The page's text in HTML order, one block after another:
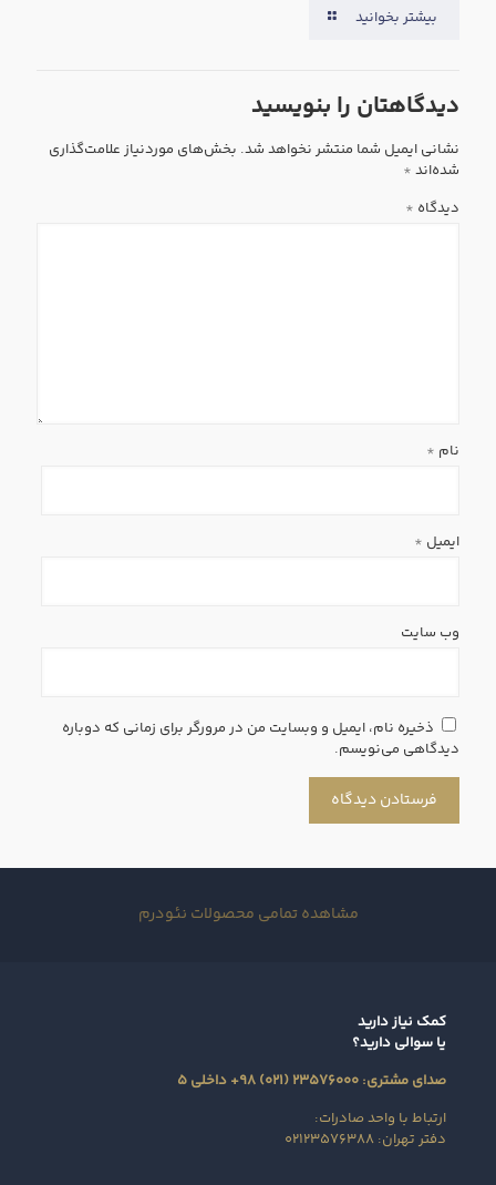
بیشتر بخوانید
دیدگاهتان را بنویسید
نشانی ایمیل شما منتشر نخواهد شد. بخش‌های موردنیاز علامت‌گذاری
شده‌اند *
دیدگاه *
نام *
ایمیل *
وب‌ سایت
ذخیره نام، ایمیل و وبسایت من در مرورگر برای زمانی که دوباره
دیدگاهی می‌نویسم.
مشاهده تمامی محصولات نئودرم
کمک نیاز دارید
یا سوالی دارید؟
صدای مشتری: ۲۳۵۷۶۰۰۰ (۰۲۱) ۹۸+ داخلی ۵
ارتباط با واحد صادرات:
دفتر تهران: ۰۲۱۲۳۵۷۶۳۸۸